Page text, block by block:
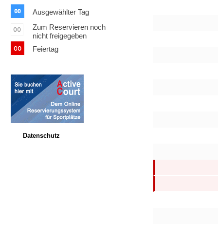
Ausgewählter Tag
Zum Reservieren noch
nicht freigegeben
Feiertag
Datenschutz